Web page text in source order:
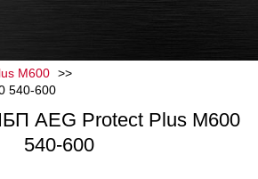
M600
540-600
AEG Protect Plus M600
540-600